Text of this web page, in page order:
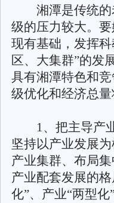
湘潭是传统的
级的压力较大。
现有基础，发挥
区、大集群”的发
具有湘潭特色和
级优化和经济总量
1、把主导产业
坚持以产业发展
产业集群、布局
产业配套发展的
化”、产业“两型